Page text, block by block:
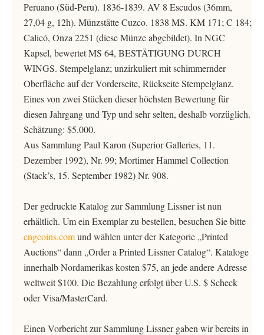
Peruano (Süd-Peru). 1836-1839. AV 8 Escudos (36mm,
27,04 g, 12h). Münzstätte Cuzco. 1838 MS. KM 171; C 184;
Calicó, Onza 2251 (diese Münze abgebildet). In NGC
Kapsel, bewertet MS 64, BESTÄTIGUNG DURCH
WINGS. Stempelglanz; unzirkuliert mit schimmernder
Oberfläche auf der Vorderseite, Rückseite Stempelglanz.
Eines von zwei Stücken dieser höchsten Bewertung für
diesen Jahrgang und Typ und sehr selten, deshalb vorzüglich.
Schätzung: $5.000.
Aus Sammlung Paul Karon (Superior Galleries, 11.
Dezember 1992), Nr. 99; Mortimer Hammel Collection
(Stack’s, 15. September 1982) Nr. 908.
Der gedruckte Katalog zur Sammlung Lissner ist nun
erhältlich. Um ein Exemplar zu bestellen, besuchen Sie bitte
cngcoins.comund wählen unter der Kategorie „Printed
Auctions“ dann „Order a Printed Lissner Catalog“. Kataloge
innerhalb Nordamerikas kosten $75, an jede andere Adresse
weltweit $100. Die Bezahlung erfolgt über U.S. $ Scheck
oder Visa/MasterCard.
Einen Vorbericht zur Sammlung Lissner gaben wir bereits in